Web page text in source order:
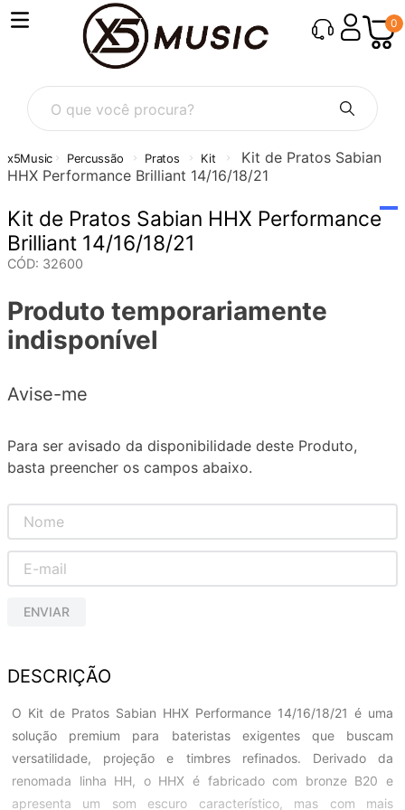
0
O que você procura?
Percussão Pratos Kit
Kit de Pratos Sabian
HHX Performance Brilliant 14/16/18/21
Kit de Pratos Sabian HHX Performance
Brilliant 14/16/18/21
CÓD: 32600
Produto temporariamente
indisponível
Avise-me
Para ser avisado da disponibilidade deste Produto,
basta preencher os campos abaixo.
ENVIAR
DESCRIÇÃO
O Kit de Pratos Sabian HHX Performance 14/16/18/21 é uma
solução premium para bateristas exigentes que buscam
versatilidade, projeção e timbres refinados. Derivado da
renomada linha HH, o HHX é fabricado com bronze B20 e
apresenta um som escuro característico, mas com mais